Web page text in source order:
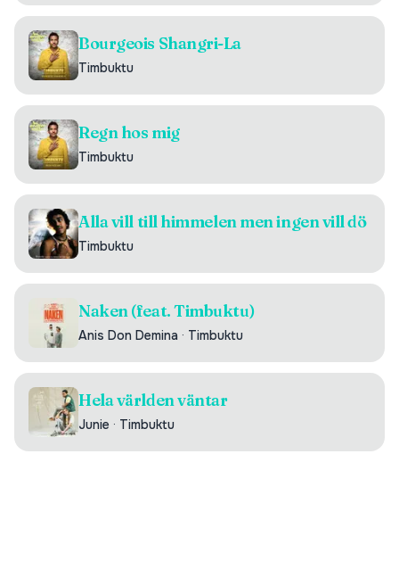
Bourgeois Shangri-La
Timbuktu
Regn hos mig
Timbuktu
Alla vill till himmelen men ingen vill dö
Timbuktu
Naken (feat. Timbuktu)
Anis Don Demina · Timbuktu
Hela världen väntar
Junie · Timbuktu